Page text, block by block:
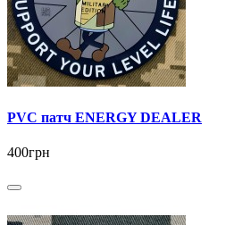
PVC патч ENERGY DEALER
400грн